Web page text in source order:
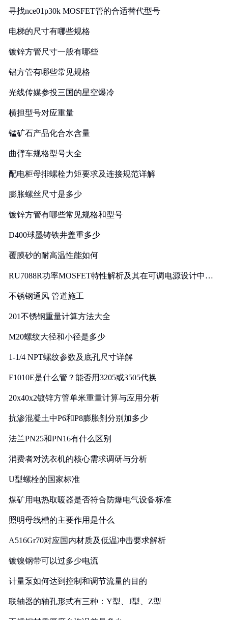
寻找nce01p30k MOSFET管的合适替代型号
电梯的尺寸有哪些规格
镀锌方管尺寸一般有哪些
铝方管有哪些常见规格
光线传媒参投三国的星空爆冷
横担型号对应重量
锰矿石产品化合水含量
曲臂车规格型号大全
配电柜母排螺栓力矩要求及连接规范详解
膨胀螺丝尺寸是多少
镀锌方管有哪些常见规格和型号
D400球墨铸铁井盖重多少
覆膜砂的耐高温性能如何
RU7088R功率MOSFET特性解析及其在可调电源设计中的
不锈钢通风 管道施工
201不锈钢重量计算方法大全
M20螺纹大径和小径是多少
1-1/4 NPT螺纹参数及底孔尺寸详解
F1010E是什么管？能否用3205或3505代换
20x40x2镀锌方管单米重量计算与应用分析
抗渗混凝土中P6和P8膨胀剂分别加多少
法兰PN25和PN16有什么区别
消费者对洗衣机的核心需求调研与分析
U型螺栓的国家标准
煤矿用电热取暖器是否符合防爆电气设备标准
照明母线槽的主要作用是什么
A516Gr70对应国内材质及低温冲击要求解析
镀镍钢带可以过多少电流
计量泵如何达到控制和调节流量的目的
联轴器的轴孔形式有三种：Y型、J型、Z型